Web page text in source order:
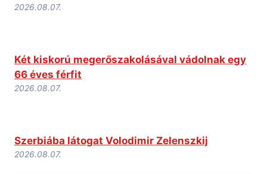
2026.08.07.
Két kiskorú megerőszakolásával vádolnak egy
66 éves férfit
2026.08.07.
Szerbiába látogat Volodimir Zelenszkij
2026.08.07.